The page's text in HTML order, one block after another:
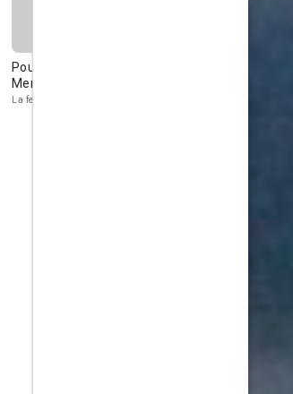
Poussine
Mercanton
La femme à Lyon